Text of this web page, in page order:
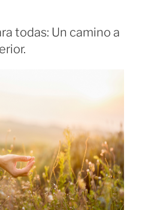
todas: Un camino a